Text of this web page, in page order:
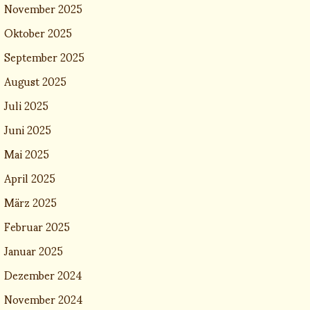
November 2025
Oktober 2025
September 2025
August 2025
Juli 2025
Juni 2025
Mai 2025
April 2025
März 2025
Februar 2025
Januar 2025
Dezember 2024
November 2024